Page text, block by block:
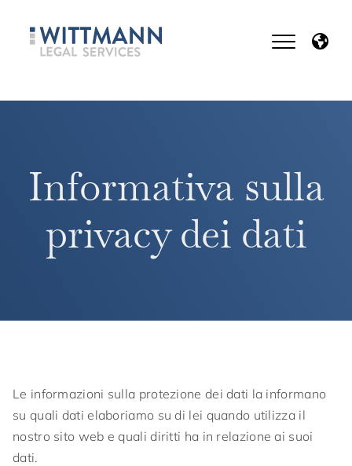
Informativa sulla
privacy dei dati
Le informazioni sulla protezione dei dati la informano
su quali dati elaboriamo su di lei quando utilizza il
nostro sito web e quali diritti ha in relazione ai suoi
dati.